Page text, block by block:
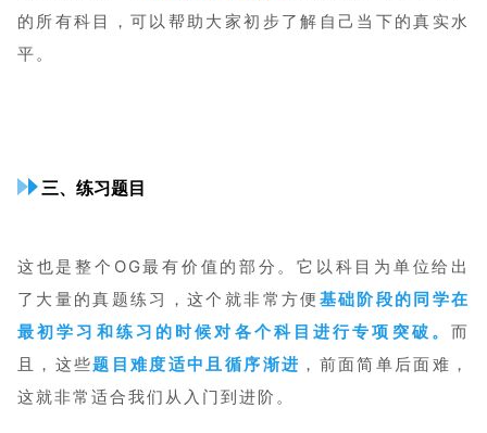
的所有科目，可以帮助大家初步了解自己当下的真实水
平。
三、练习题目
这也是整个OG最有价值的部分。它以科目为单位给出
了大量的真题练习，这个就非常方便 基础阶段的同学在
最初学习和练习的时候对各个科目进行专项突破。 而
且，这些题目难度适中且循序渐进 ，前面简单后面难，
这就非常适合我们从入门到进阶。